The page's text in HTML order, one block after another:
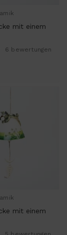
mit einem
6 bewertungen
mit einem